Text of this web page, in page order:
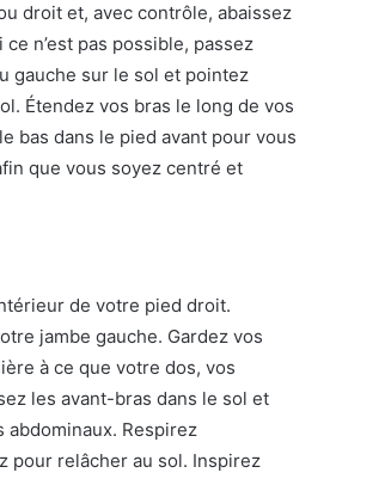
droit et, avec contrôle, abaissez
n’est pas possible, passez
gauche sur le sol et pointez
Étendez vos bras le long de vos
bas dans le pied avant pour vous
que vous soyez centré et
de votre pied droit.
jambe gauche. Gardez vos
à ce que votre dos, vos
les avant-bras dans le sol et
abdominaux. Respirez
pour relâcher au sol. Inspirez